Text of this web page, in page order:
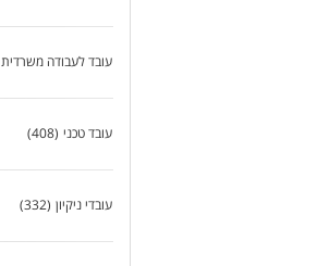
עובד לעבודה משרדית
עובד טכני (408)
עובדי ניקיון (332)